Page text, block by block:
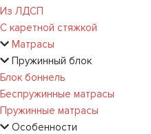
Из ЛДСП
С каретной стяжкой
Матрасы
Пружинный блок
Блок боннель
Беспружинные матрасы
Пружинные матрасы
Особенности